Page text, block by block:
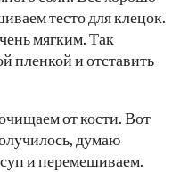
тесто для клецок.
мягким. Так
пленкой и отставить
от кости. Вот
думаю
и перемешиваем.